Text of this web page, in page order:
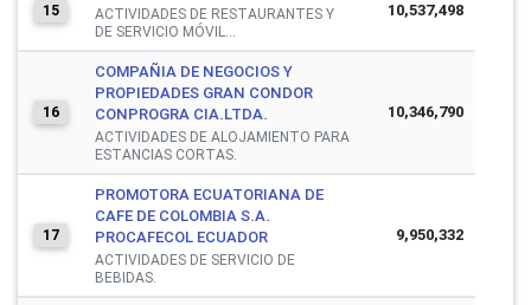
15
ACTIVIDADES DE RESTAURANTES Y
DE SERVICIO MÓVIL...
10,537,498
16
COMPAÑIA DE NEGOCIOS Y
PROPIEDADES GRAN CONDOR
CONPROGRA CIA.LTDA.
ACTIVIDADES DE ALOJAMIENTO PARA
ESTANCIAS CORTAS.
10,346,790
17
PROMOTORA ECUATORIANA DE
CAFE DE COLOMBIA S.A.
PROCAFECOL ECUADOR
ACTIVIDADES DE SERVICIO DE
BEBIDAS.
9,950,332